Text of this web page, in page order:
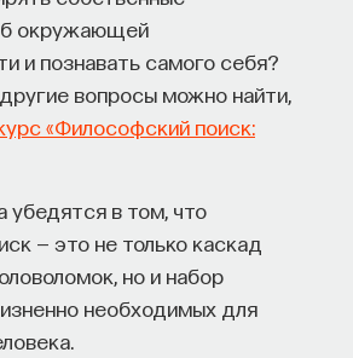
окружающей
и познавать самого себя?
вопросы можно найти,
«Философский поиск:
убедятся в том, что
— это не только каскад
но и набор
необходимых для